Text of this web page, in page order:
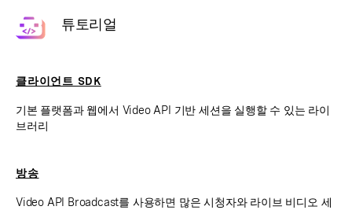
튜토리얼
클라이언트 SDK
기본 플랫폼과 웹에서 Video API 기반 세션을 실행할 수 있는 라이
브러리
방송
Video API Broadcast를 사용하면 많은 시청자와 라이브 비디오 세